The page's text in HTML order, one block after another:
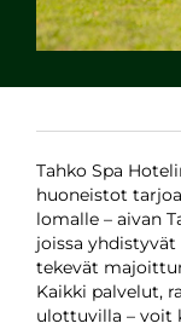
Tahko Spa
huoneistot
lomalle – aivan
joissa
tekevät
Kaikki palvelut,
ulottuvilla – voit